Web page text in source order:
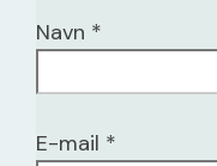
Navn *
E-mail *